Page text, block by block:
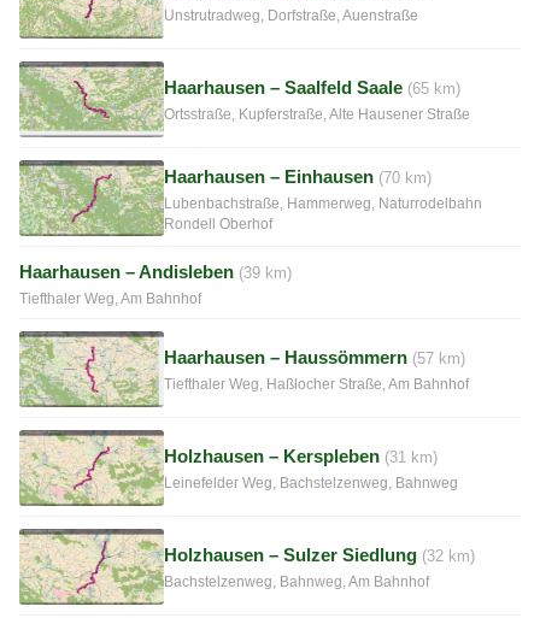
Unstrutradweg, Dorfstraße, Auenstraße
Haarhausen – Saalfeld Saale (65 km)
Ortsstraße, Kupferstraße, Alte Hausener Straße
Haarhausen – Einhausen (70 km)
Lubenbachstraße, Hammerweg, Naturrodelbahn
Rondell Oberhof
Haarhausen – Andisleben (39 km)
Tiefthaler Weg, Am Bahnhof
Haarhausen – Haussömmern (57 km)
Tiefthaler Weg, Haßlocher Straße, Am Bahnhof
Holzhausen – Kerspleben (31 km)
Leinefelder Weg, Bachstelzenweg, Bahnweg
Holzhausen – Sulzer Siedlung (32 km)
Bachstelzenweg, Bahnweg, Am Bahnhof